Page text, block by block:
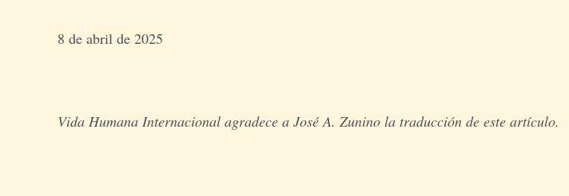
8 de abril de 2025
Vida Humana Internacional agradece a José A. Zunino la traducción de este artículo.